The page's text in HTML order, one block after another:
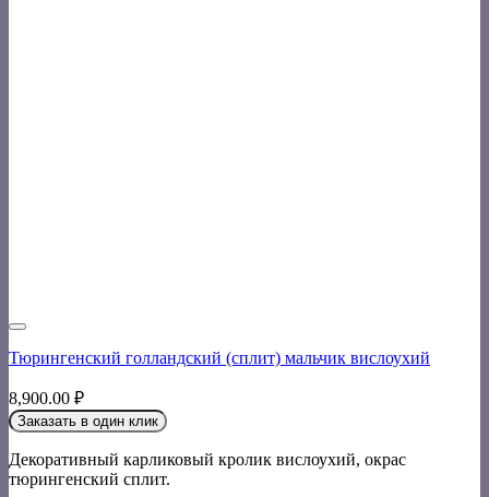
Тюрингенский голландский (сплит) мальчик вислоухий
8,900.00 ₽
Заказать в один клик
Декоративный карликовый кролик вислоухий, окрас
тюрингенский сплит.